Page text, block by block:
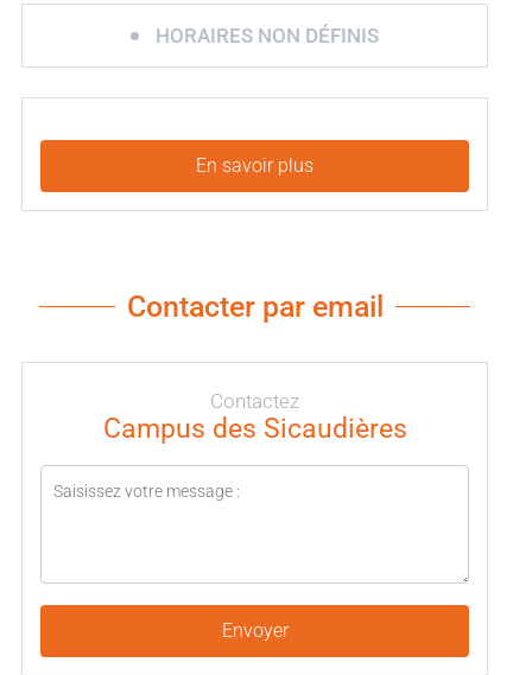
HORAIRES NON DÉFINIS
En savoir plus
Contacter par email
Contactez
Campus des Sicaudières
Envoyer